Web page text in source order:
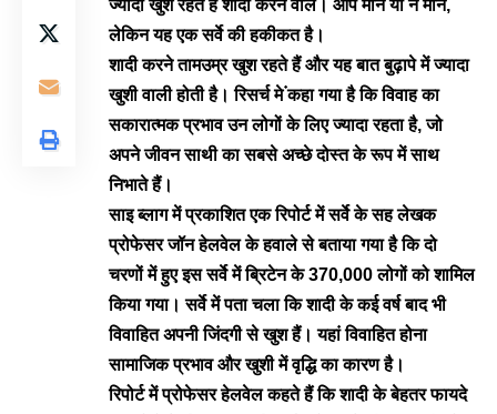
ज्यादा खुश रहते हैं शादी करने वाले। आप माने या न माने,
लेकिन यह एक सर्वे की हकीकत है।
शादी करने तामउम्र खुश रहते हैं और यह बात बुढ़ापे में ज्यादा
खुशी वाली होती है। रिसर्च मे ंकहा गया है कि विवाह का
सकारात्मक प्रभाव उन लोगों के लिए ज्यादा रहता है, जो
अपने जीवन साथी का सबसे अच्छे दोस्त के रूप में साथ
निभाते हैं।
साइ ब्लाग में प्रकाशित एक रिपोर्ट में सर्वे के सह लेखक
प्रोफेसर जॉन हेलवेल के हवाले से बताया गया है कि दो
चरणों में हुए इस सर्वे में ब्रिटेन के370,000 लोगों को शामिल
किया गया। सर्वे में पता चला कि शादी के कई वर्ष बाद भी
विवाहित अपनी जिंदगी से खुश हैं। यहां विवाहित होना
सामाजिक प्रभाव और खुशी में वृद्धि का कारण है।
रिपोर्ट में प्रोफेसर हेलवेल कहते हैं कि शादी के बेहतर फायदे